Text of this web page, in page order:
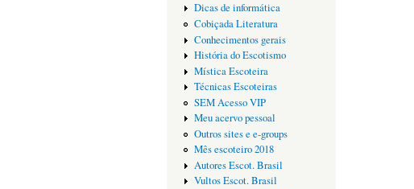
Dicas de informática
Cobiçada Literatura
Conhecimentos gerais
História do Escotismo
Mística Escoteira
Técnicas Escoteiras
SEM Acesso VIP
Meu acervo pessoal
Outros sites e e-groups
Mês escoteiro 2018
Autores Escot. Brasil
Vultos Escot. Brasil